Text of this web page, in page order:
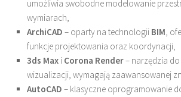
umożliwia swobodne modelowanie
wymiarach,
ArchiCAD – oparty na technologii BIM,
funkcje projektowania oraz koordynacji,
3ds Max i Corona Render– narzędzia
wizualizacji, wymagają zaawansowanej
AutoCAD – klasyczne oprogramowanie